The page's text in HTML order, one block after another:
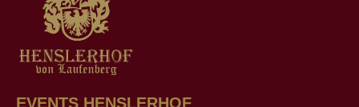
EVENTS HENSLERHOF